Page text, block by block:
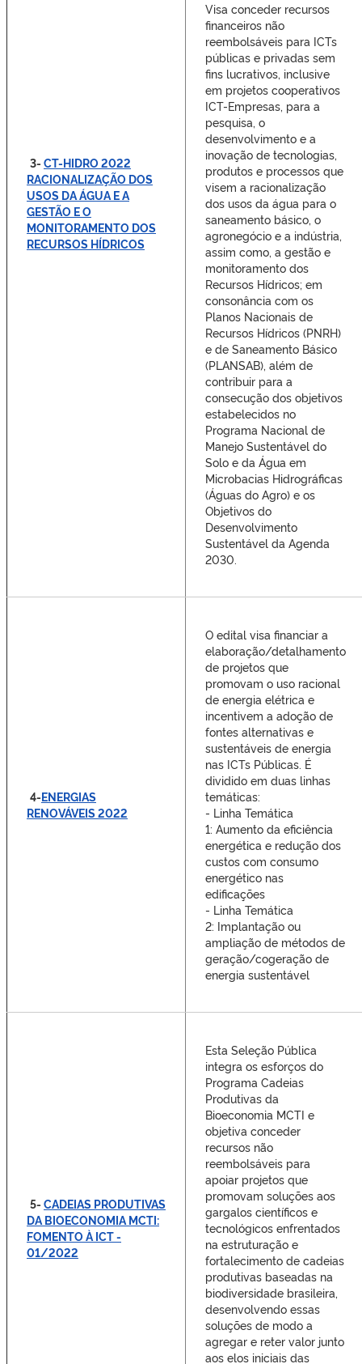
3- CT-HIDRO 2022
RACIONALIZAÇÃO DOS
USOS DA ÁGUA E A
GESTÃO E O
MONITORAMENTO DOS
RECURSOS HÍDRICOS
Visa conceder recursos
financeiros não
reembolsáveis para ICTs
públicas e privadas sem
fins lucrativos, inclusive
em projetos cooperativos
ICT-Empresas, para a
pesquisa, o
desenvolvimento e a
inovação de tecnologias,
produtos e processos que
visem a racionalização
dos usos da água para o
saneamento básico, o
agronegócio e a indústria,
assim como, a gestão e
monitoramento dos
Recursos Hídricos; em
consonância com os
Planos Nacionais de
Recursos Hídricos (PNRH)
e de Saneamento Básico
(PLANSAB), além de
contribuir para a
consecução dos objetivos
estabelecidos no
Programa Nacional de
Manejo Sustentável do
Solo e da Água em
Microbacias Hidrográficas
(Águas do Agro) e os
Objetivos do
Desenvolvimento
Sustentável da Agenda
2030.
4-ENERGIAS
RENOVÁVEIS 2022
O edital visa financiar a
elaboração/detalhamento
de projetos que
promovam o uso racional
de energia elétrica e
incentivem a adoção de
fontes alternativas e
sustentáveis de energia
nas ICTs Públicas. É
dividido em duas linhas
temáticas:
- Linha Temática
1: Aumento da eficiência
energética e redução dos
custos com consumo
energético nas
edificações
- Linha Temática
2: Implantação ou
ampliação de métodos de
geração/cogeração de
energia sustentável
5- CADEIAS PRODUTIVAS
DA BIOECONOMIA MCTI:
FOMENTO À ICT -
01/2022
Esta Seleção Pública
integra os esforços do
Programa Cadeias
Produtivas da
Bioeconomia MCTI e
objetiva conceder
recursos não
reembolsáveis para
apoiar projetos que
promovam soluções aos
gargalos científicos e
tecnológicos enfrentados
na estruturação e
fortalecimento de cadeias
produtivas baseadas na
biodiversidade brasileira,
desenvolvendo essas
soluções de modo a
agregar e reter valor junto
aos elos iniciais das